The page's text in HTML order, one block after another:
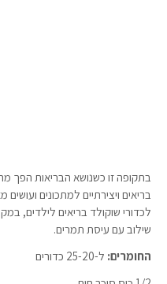
בתקופה זו כשנושא הבריאות הפך
בריאים ויצירתיים למתכונים
לכדורי שוקולד בריאים לילדים,
שילוב עם עיסת תמרים.
החומרים: ל-25-20 כדורים